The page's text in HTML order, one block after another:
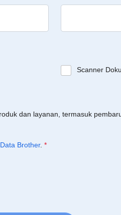
Scanner
dan layanan, termasuk
Brother. *